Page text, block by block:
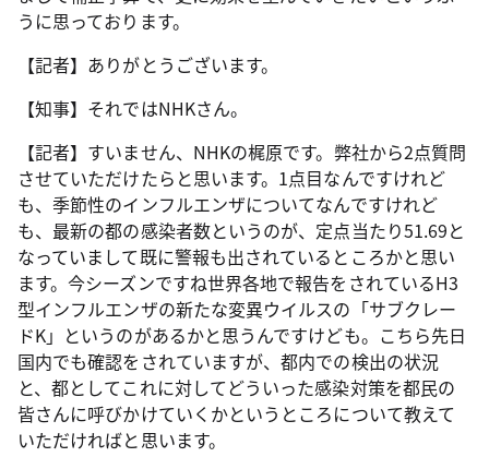
うに思っております。
【記者】ありがとうございます。
【知事】それではNHKさん。
【記者】すいません、NHKの梶原です。弊社から2点質問
させていただけたらと思います。1点目なんですけれど
も、季節性のインフルエンザについてなんですけれど
も、最新の都の感染者数というのが、定点当たり51.69と
なっていまして既に警報も出されているところかと思い
ます。今シーズンですね世界各地で報告をされているH3
型インフルエンザの新たな変異ウイルスの「サブクレー
ドK」というのがあるかと思うんですけども。こちら先日
国内でも確認をされていますが、都内での検出の状況
と、都としてこれに対してどういった感染対策を都民の
皆さんに呼びかけていくかというところについて教えて
いただければと思います。